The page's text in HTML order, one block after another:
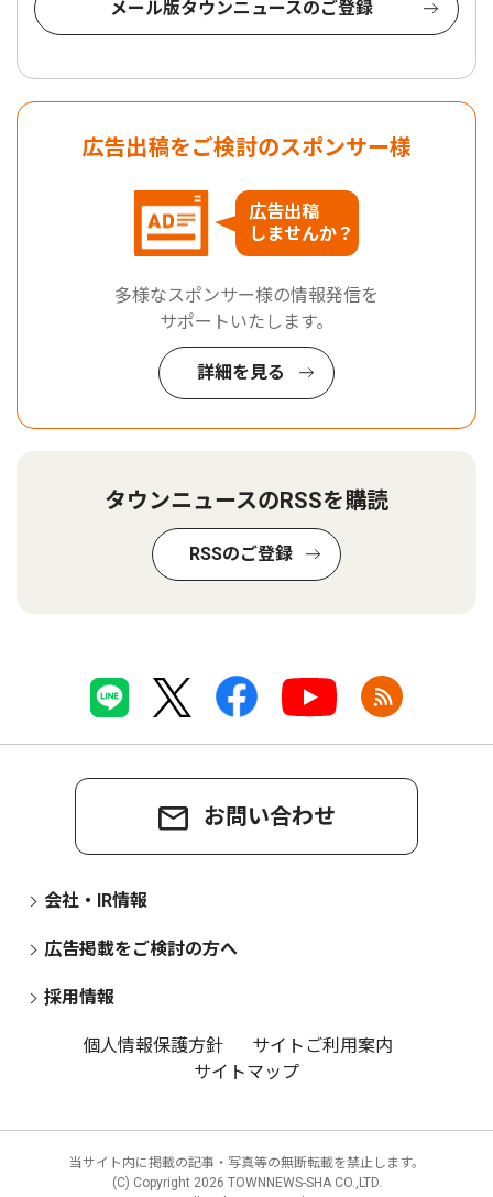
メール版タウンニュースのご登録
広告出稿をご検討のスポンサー様
広告出稿
しませんか？
多様なスポンサー様の情報発信を
サポートいたします。
詳細を見る
タウンニュースのRSSを購読
RSSのご登録
お問い合わせ
会社・IR情報
広告掲載をご検討の方へ
採用情報
個人情報保護方針
サイトご利用案内
サイトマップ
当サイト内に掲載の記事・写真等の無断転載を禁止します。
(C) Copyright 2026 TOWNNEWS-SHA CO.,LTD.